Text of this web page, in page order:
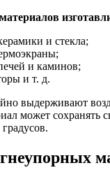
и стекла;
и каминов;
и т. д.
выдерживают
может сохранять